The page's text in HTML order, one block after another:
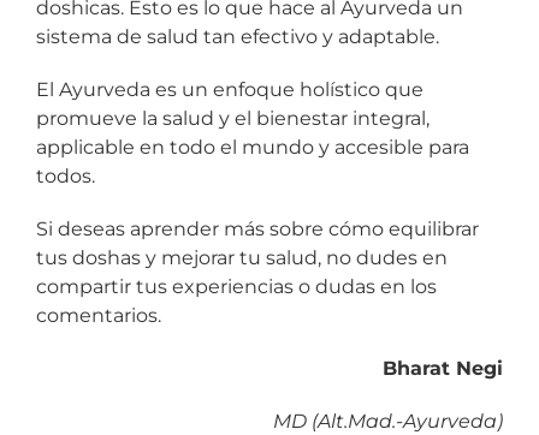
doshicas. Esto es lo que hace al Ayurveda un
sistema de salud tan efectivo y adaptable.
El Ayurveda es un enfoque holístico que
promueve la salud y el bienestar integral,
applicable en todo el mundo y accesible para
todos.
Si deseas aprender más sobre cómo equilibrar
tus doshas y mejorar tu salud, no dudes en
compartir tus experiencias o dudas en los
comentarios.
Bharat Negi
MD (Alt.Mad.-Ayurveda)